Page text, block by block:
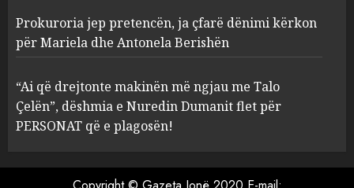
4
Prokuroria jep pretencën, ja
çfarë dënimi kërkon për
Berishën
MARCH 25, 2025
ngjau me Talo Çelën”,
Prokuroria jep pretencën, ja çfarë dënimi kërkon
për Mariela dhe Antonela Berishën
“Ai që drejtonte makinën më ngjau me Talo
Çelën”, dëshmia e Nuredin Dumanit flet për
PERSONAT që e plagosën!